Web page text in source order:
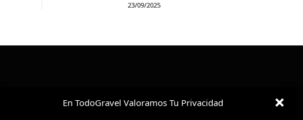
En TodoGravel Valoramos Tu Privacidad
23/09/2025